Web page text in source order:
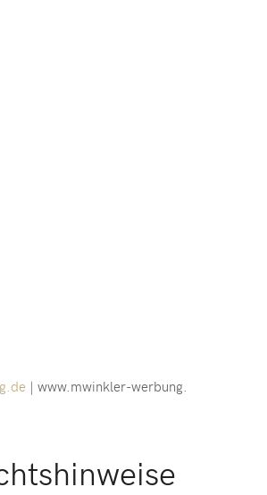
| www.mwinkler-werbung.